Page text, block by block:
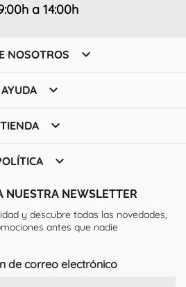
a 14:00h
NOSOTROS 
AYUDA 
TIENDA 

NUESTRA NEWSLETTER
y descubre todas las novedades,
antes que nadie
de correo electrónico